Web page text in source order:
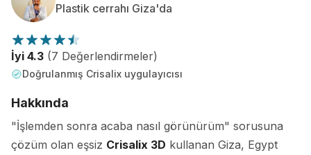
Plastik cerrahı Giza'da
İyi 4.3 (7 Değerlendirmeler)
Doğrulanmış Crisalix uygulayıcısı
Hakkında
"İşlemden sonra acaba nasıl görünürüm" sorusuna
çözüm olan eşsiz Crisalix 3D kullanan Giza, Egypt